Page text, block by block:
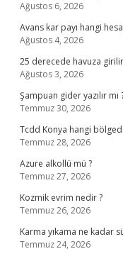
Ağustos 6, 2026
Avans kar payı hangi
Ağustos 4, 2026
25 derecede havuza
Ağustos 3, 2026
Şampuan gider yazılır mı
Temmuz 30, 2026
Tcdd Konya hangi
Temmuz 28, 2026
Azure alkollü mü ?
Temmuz 27, 2026
Kozmik evrim nedir ?
Temmuz 26, 2026
Karma yıkama ne kadar
Temmuz 24, 2026